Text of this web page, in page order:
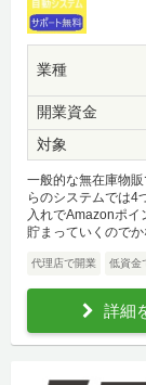
業種
開業資金
対象
一般的な無在庫物
らのシステムでは4
入れでAmazonポ
貯まっていくのでか
代理店で開業 低資金
詳細